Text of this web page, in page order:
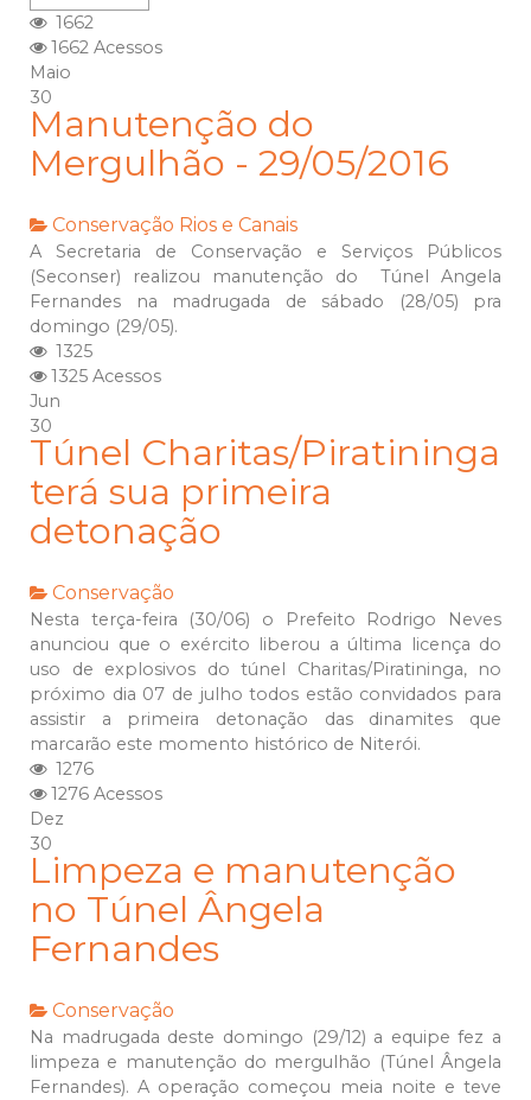
1662
1662 Acessos
Maio
30
Manutenção do
Mergulhão - 29/05/2016
Conservação Rios e Canais
A Secretaria de Conservação e Serviços Públicos
(Seconser) realizou manutenção do Túnel Angela
Fernandes na madrugada de sábado (28/05) pra
domingo (29/05).
1325
1325 Acessos
Jun
30
Túnel Charitas/Piratininga
terá sua primeira
detonação
Conservação
Nesta terça-feira (30/06) o Prefeito Rodrigo Neves
anunciou que o exército liberou a última licença do
uso de explosivos do túnel Charitas/Piratininga, no
próximo dia 07 de julho todos estão convidados para
assistir a primeira detonação das dinamites que
marcarão este momento histórico de Niterói.
1276
1276 Acessos
Dez
30
Limpeza e manutenção
no Túnel Ângela
Fernandes
Conservação
Na madrugada deste domingo (29/12) a equipe fez a
limpeza e manutenção do mergulhão (Túnel Ângela
Fernandes). A operação começou meia noite e teve